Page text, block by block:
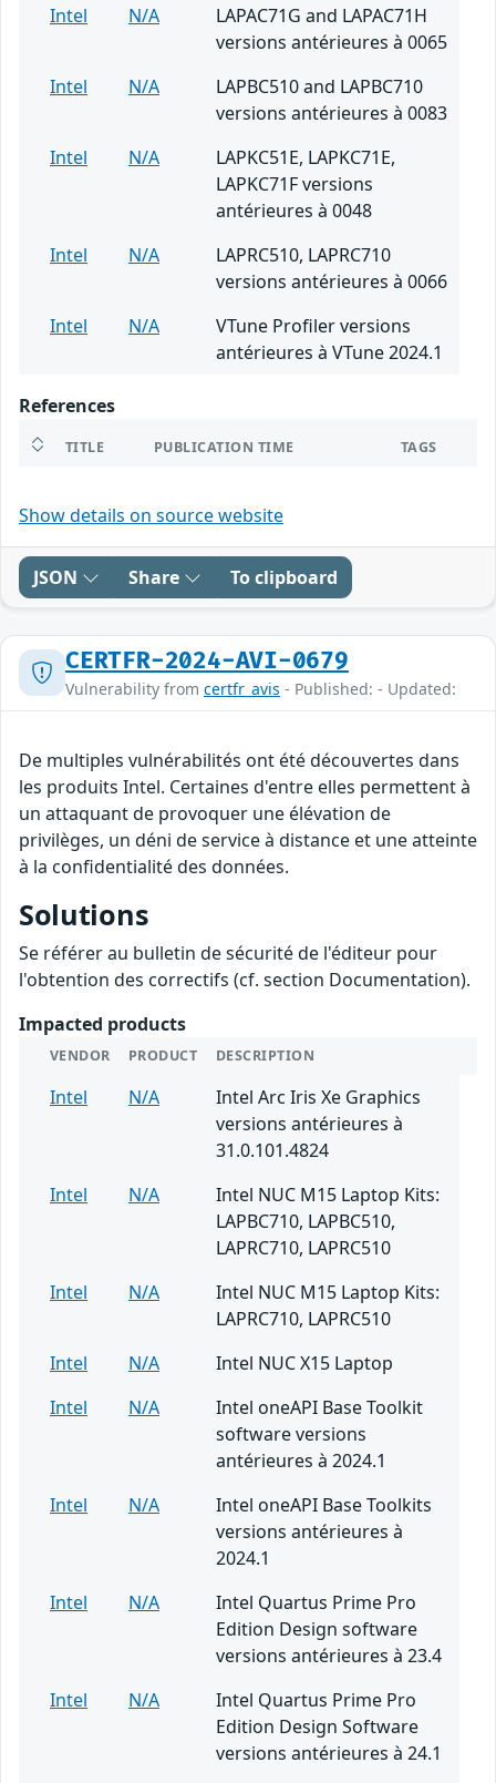
Intel N/A
LAPAC71G and LAPAC71H
versions antérieures à 0065
Intel
N/A
LAPBC510 and LAPBC710
versions antérieures à 0083
Intel
N/A
LAPKC51E, LAPKC71E,
LAPKC71F versions
antérieures à 0048
Intel
N/A
LAPRC510, LAPRC710
versions antérieures à 0066
Intel
N/A
VTune Profiler versions
antérieures à VTune 2024.1
References
TITLE PUBLICATION TIME TAGS
Show details on source website
JSON Share To clipboard
CERTFR-2024-AVI-0679
Vulnerability from certfr_avis - Published: - Updated:
De multiples vulnérabilités ont été découvertes dans
les produits Intel. Certaines d'entre elles permettent à
un attaquant de provoquer une élévation de
privilèges, un déni de service à distance et une atteinte
à la confidentialité des données.
Solutions
Se référer au bulletin de sécurité de l'éditeur pour
l'obtention des correctifs (cf. section Documentation).
Impacted products
VENDOR PRODUCT DESCRIPTION
Intel N/A
Intel Arc Iris Xe Graphics
versions antérieures à
31.0.101.4824
Intel
N/A
Intel NUC M15 Laptop Kits:
LAPBC710, LAPBC510,
LAPRC710, LAPRC510
Intel
N/A
Intel NUC M15 Laptop Kits:
LAPRC710, LAPRC510
Intel
N/A
Intel NUC X15 Laptop
Intel
N/A
Intel oneAPI Base Toolkit
software versions
antérieures à 2024.1
Intel
N/A
Intel oneAPI Base Toolkits
versions antérieures à
2024.1
Intel
N/A
Intel Quartus Prime Pro
Edition Design software
versions antérieures à 23.4
Intel
N/A
Intel Quartus Prime Pro
Edition Design Software
versions antérieures à 24.1